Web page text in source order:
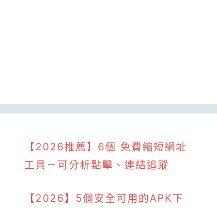
【2026推薦】6個 免費縮短網址
工具－可分析點擊、連結追蹤
【2026】5個安全可用的APK下